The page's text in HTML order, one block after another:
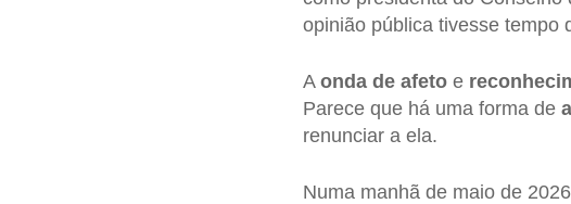
opinião pública tivesse tempo
A onda de afetoe
Parece que há uma forma de
renunciar a ela.
Numa manhã de maio de